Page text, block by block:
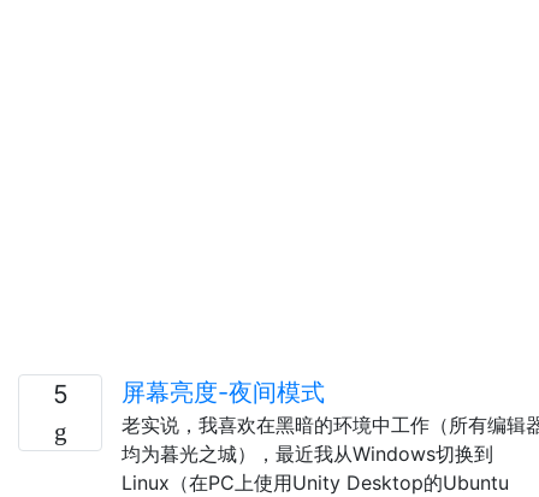
5 屏幕亮度-夜间模式
老实说，我喜欢在黑暗的环境中工作（所有编辑
均为暮光之城），最近我从Windows切换到
Linux（在PC上使用Unity Desktop的Ubuntu